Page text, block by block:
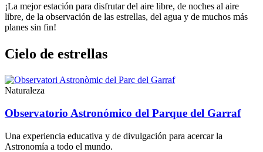
¡La mejor estación para disfrutar del aire libre, de noches al aire
libre, de la observación de las estrellas, del agua y de muchos más
planes sin fin!
Cielo de estrellas
Naturaleza
Observatorio Astronómico del Parque del Garraf
Una experiencia educativa y de divulgación para acercar la
Astronomía a todo el mundo.